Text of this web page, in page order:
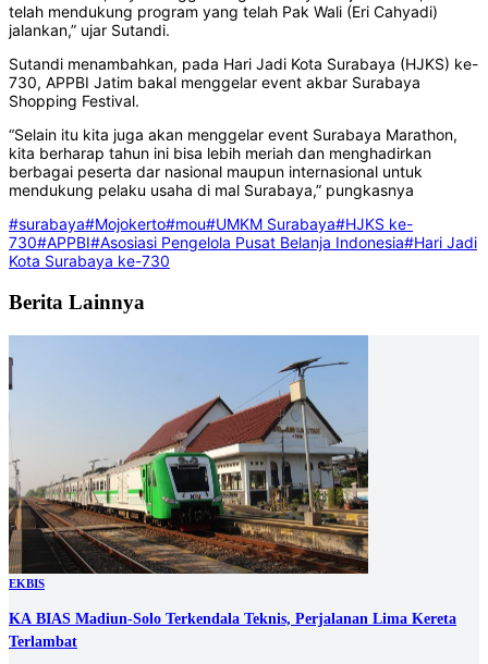
telah mendukung program yang telah Pak Wali (Eri Cahyadi)
jalankan,” ujar Sutandi.
Sutandi menambahkan, pada Hari Jadi Kota Surabaya (HJKS) ke-
730, APPBI Jatim bakal menggelar event akbar Surabaya
Shopping Festival.
“Selain itu kita juga akan menggelar event Surabaya Marathon,
kita berharap tahun ini bisa lebih meriah dan menghadirkan
berbagai peserta dar nasional maupun internasional untuk
mendukung pelaku usaha di mal Surabaya,” pungkasnya
#surabaya#Mojokerto#mou#UMKM Surabaya#HJKS ke-
730#APPBI#Asosiasi Pengelola Pusat Belanja Indonesia#Hari Jadi
Kota Surabaya ke-730
Berita Lainnya
EKBIS
KA BIAS Madiun-Solo Terkendala Teknis, Perjalanan Lima Kereta
Terlambat